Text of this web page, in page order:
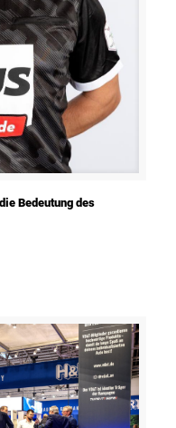
Bedeutung des